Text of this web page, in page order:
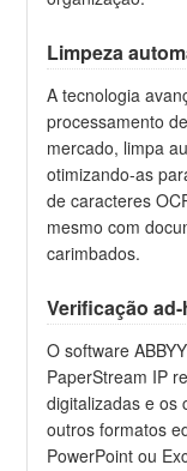
Limpeza
A tecnologia
processamento
mercado, limpa
otimizando-as
de caracteres
mesmo com
carimbados.
Verificação
O software
PaperStream IP
digitalizadas e os
outros formatos
PowerPoint ou